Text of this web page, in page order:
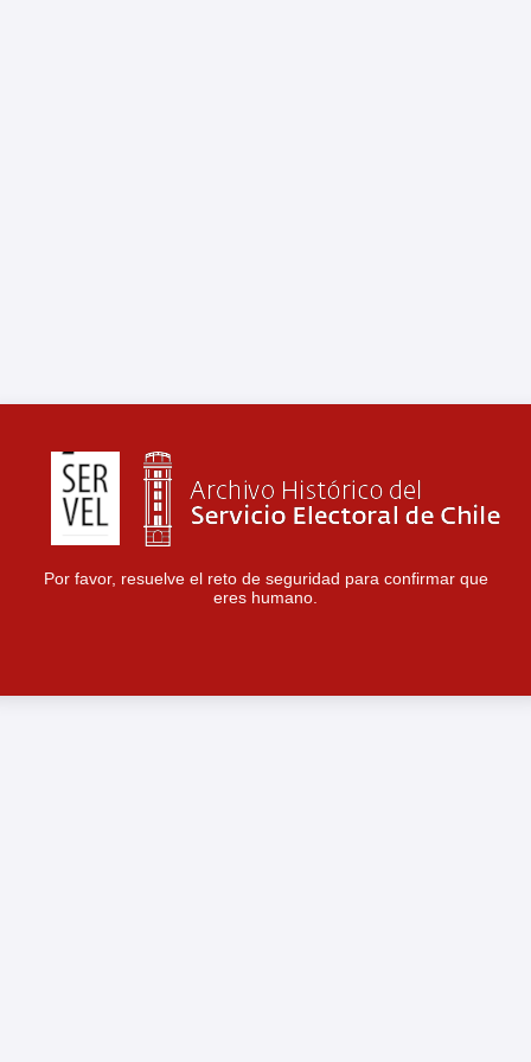
Por favor, resuelve el reto de seguridad para confirmar que
eres humano.